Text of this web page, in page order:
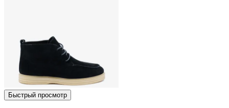
Быстрый просмотр